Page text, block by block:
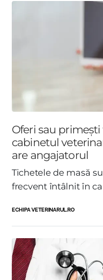
Oferi sau
cabinetul
are angajatorul
Tichetele de masă
frecvent întâlnit în
ECHIPA VETERINARUL.RO